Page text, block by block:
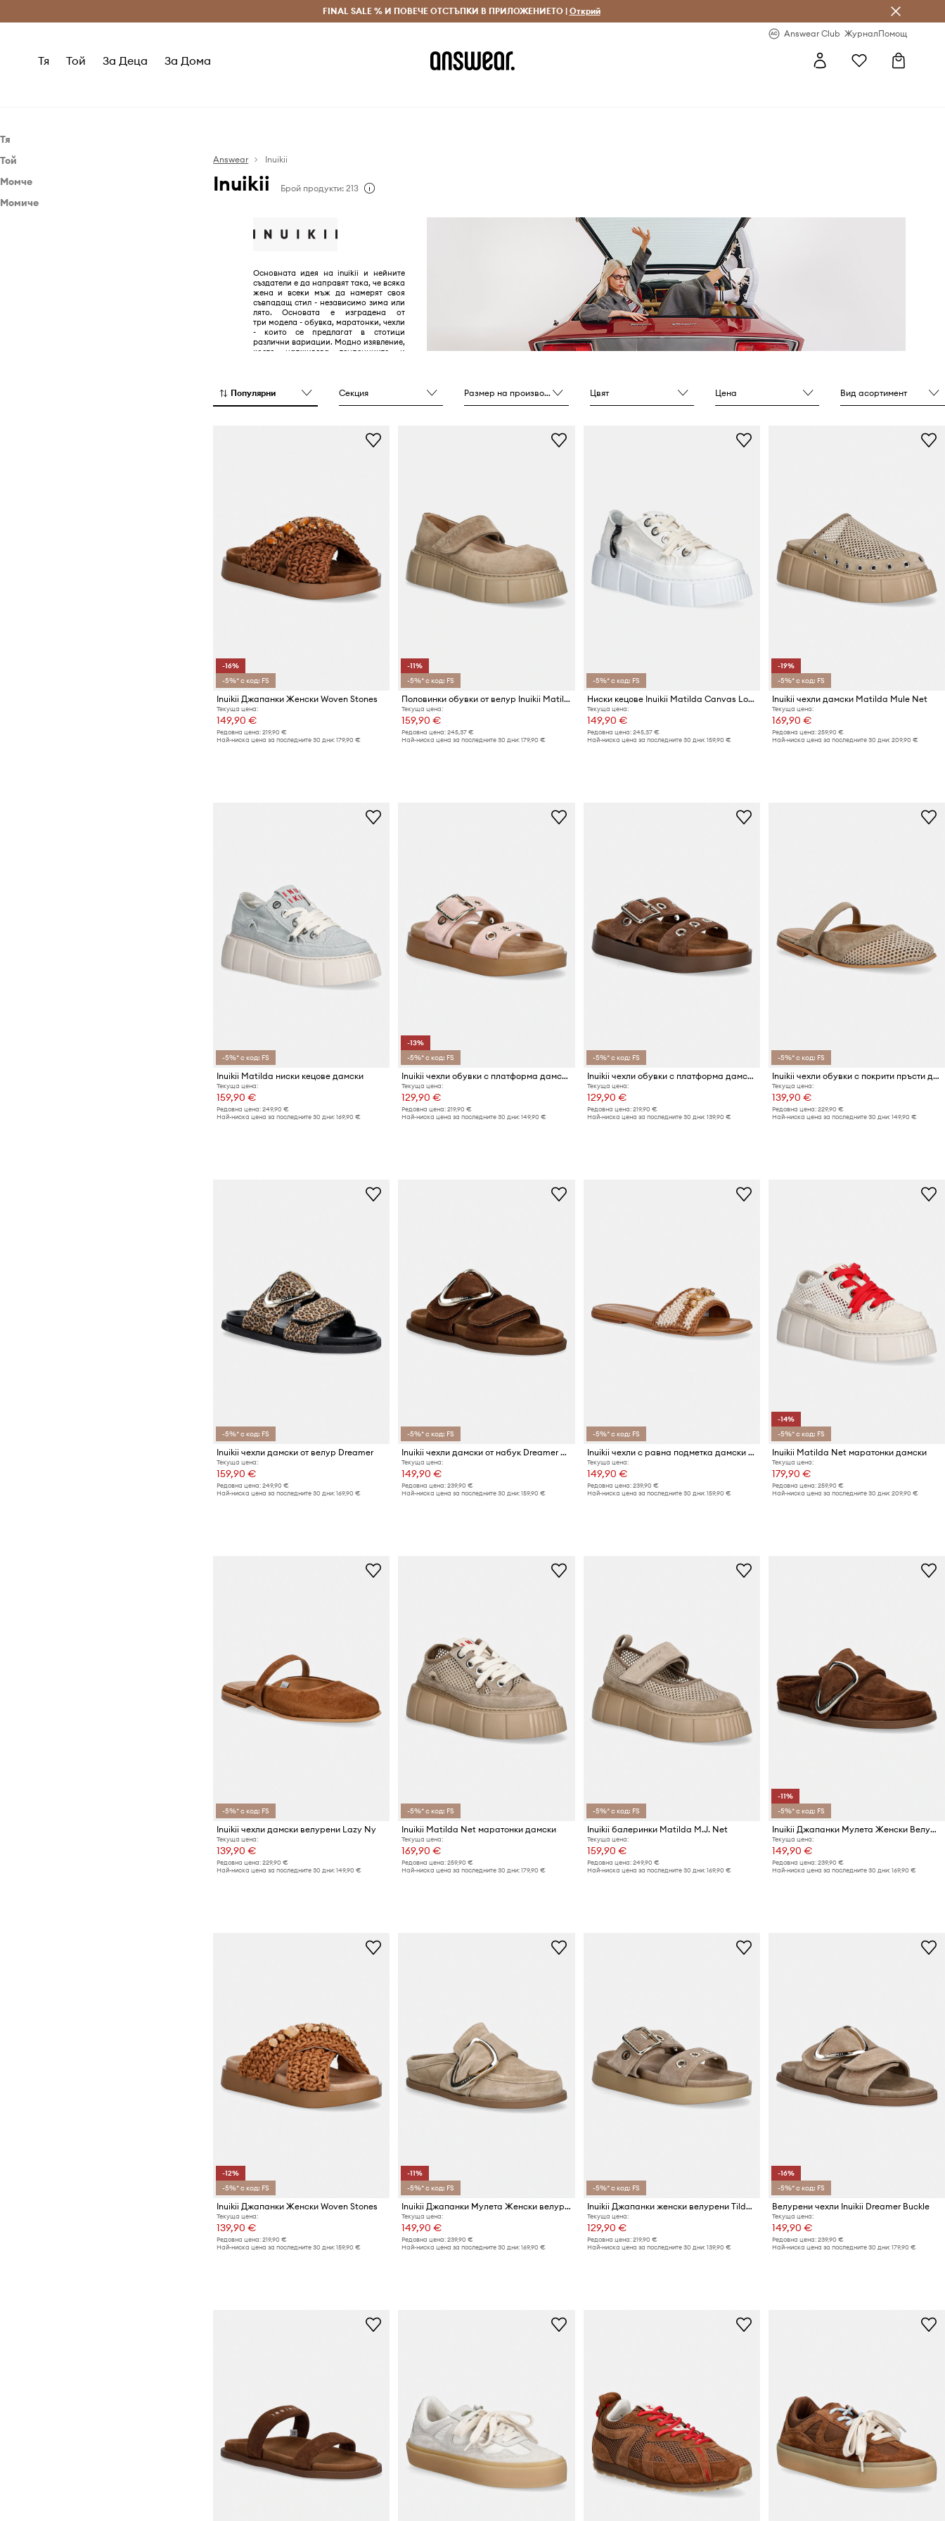
Безплатни доставка и връщане за поръчки над 70 EUR Доставка 1-5 дни
FINAL SALE % И ПОВЕЧЕ ОТСТЪПКИ В ПРИЛОЖЕНИЕТО | Открий
Answear Club ЖурналПомощ
Тя Той За Деца За Дома
Тя
Балеринки
Той
Обувки
Апрески
Момче
Обувки
Момиче
Answear Inuikii
Inuikii Брой продукти: 213
Основната идея на inuikii и нейните
създатели е да направят така, че всяка
жена и всеки мъж да намерят своя
съвпадащ стил - независимо зима или
лято. Основата е изградена от
три модела - обувка, маратонки, чехли
- които се предлагат в стотици
различни вариации. Модно изявление,
което надживява тенденциите и
Популярни Секция Размер на производителя Цвят Цена Вид асортимент
-16%
-5%* с код: FS
Inuikii Джапанки Женски Woven Stones
Текуща цена:
149,90 €
Редовна цена: 219,90 €
Най-ниска цена за последните 30 дни: 179,90 €
-11%
-5%* с код: FS
Половинки обувки от велур Inuikii Matilda M.J. Suede
Текуща цена:
159,90 €
Редовна цена: 245,37 €
Най-ниска цена за последните 30 дни: 179,90 €
-5%* с код: FS
Ниски кецове Inuikii Matilda Canvas Low
Текуща цена:
149,90 €
Редовна цена: 245,37 €
Най-ниска цена за последните 30 дни: 159,90 €
-19%
-5%* с код: FS
Inuikii чехли дамски Matilda Mule Net
Текуща цена:
169,90 €
Редовна цена: 259,90 €
Най-ниска цена за последните 30 дни: 209,90 €
-5%* с код: FS
Inuikii Matilda ниски кецове дамски
Текуща цена:
159,90 €
Редовна цена: 249,90 €
Най-ниска цена за последните 30 дни: 169,90 €
-13%
-5%* с код: FS
Inuikii чехли обувки с платформа дамски от велур Tilda Buckle
Текуща цена:
129,90 €
Редовна цена: 219,90 €
Най-ниска цена за последните 30 дни: 149,90 €
-5%* с код: FS
Inuikii чехли обувки с платформа дамски от велур Tilda Buckle
Текуща цена:
129,90 €
Редовна цена: 219,90 €
Най-ниска цена за последните 30 дни: 139,90 €
-5%* с код: FS
Inuikii чехли обувки с покрити пръсти дамски от велур Lazy NY
Текуща цена:
139,90 €
Редовна цена: 229,90 €
Най-ниска цена за последните 30 дни: 149,90 €
-5%* с код: FS
Inuikii чехли дамски от велур Dreamer
Текуща цена:
159,90 €
Редовна цена: 249,90 €
Най-ниска цена за последните 30 дни: 169,90 €
-5%* с код: FS
Inuikii чехли дамски от набук Dreamer Buckle
Текуща цена:
149,90 €
Редовна цена: 239,90 €
Най-ниска цена за последните 30 дни: 159,90 €
-5%* с код: FS
Inuikii чехли с равна подметка дамски Woven Cali
Текуща цена:
149,90 €
Редовна цена: 239,90 €
Най-ниска цена за последните 30 дни: 159,90 €
-14%
-5%* с код: FS
Inuikii Matilda Net маратонки дамски
Текуща цена:
179,90 €
Редовна цена: 259,90 €
Най-ниска цена за последните 30 дни: 209,90 €
-5%* с код: FS
Inuikii чехли дамски велурени Lazy Ny
Текуща цена:
139,90 €
Редовна цена: 229,90 €
Най-ниска цена за последните 30 дни: 149,90 €
-5%* с код: FS
Inuikii Matilda Net маратонки дамски
Текуща цена:
169,90 €
Редовна цена: 259,90 €
Най-ниска цена за последните 30 дни: 179,90 €
-5%* с код: FS
Inuikii балеринки Matilda M.J. Net
Текуща цена:
159,90 €
Редовна цена: 249,90 €
Най-ниска цена за последните 30 дни: 169,90 €
-11%
-5%* с код: FS
Inuikii Джапанки Мулета Женски Велурени Mule Soft
Текуща цена:
149,90 €
Редовна цена: 239,90 €
Най-ниска цена за последните 30 дни: 169,90 €
-12%
-5%* с код: FS
Inuikii Джапанки Женски Woven Stones
Текуща цена:
139,90 €
Редовна цена: 219,90 €
Най-ниска цена за последните 30 дни: 159,90 €
-11%
-5%* с код: FS
Inuikii Джапанки Мулета Женски велурени Mule Soft
Текуща цена:
149,90 €
Редовна цена: 239,90 €
Най-ниска цена за последните 30 дни: 169,90 €
-5%* с код: FS
Inuikii Джапанки женски велурени Tilda Buckle
Текуща цена:
129,90 €
Редовна цена: 219,90 €
Най-ниска цена за последните 30 дни: 139,90 €
-16%
-5%* с код: FS
Велурени чехли Inuikii Dreamer Buckle
Текуща цена:
149,90 €
Редовна цена: 239,90 €
Най-ниска цена за последните 30 дни: 179,90 €